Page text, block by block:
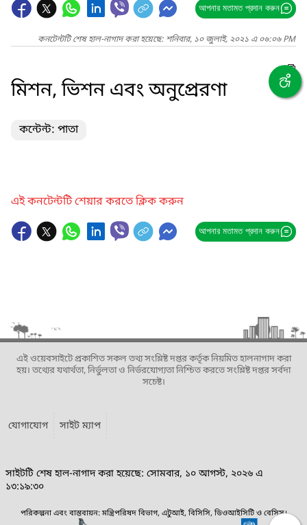
আপনার মতামত প্রদান করুন
কনটেন্টটি শেষ হাল-নাগাদ করা হয়েছে: শনিবার, ১০ জুলাই, ২০২১ এ ০৬:০৬ PM
মিশন, ভিশন এবং অনুপ্রেরণা
কন্টেন্ট: পাতা
এই কনটেন্টটি শেয়ার করতে ক্লিক করুন
আপনার মতামত প্রদান করুন
এই ওয়েবসাইটে প্রকাশিত সকল তথ্য সংশ্লিষ্ট দপ্তর কর্তৃক নিয়মিত হালনাগাদ করা
হয়। তথ্যের যথার্থতা, নির্ভুলতা ও নির্ভরযোগ্যতা নিশ্চিত করতে সংশ্লিষ্ট দপ্তর সর্বদা
সচেষ্ট।
যোগাযোগ সাইট ম্যাপ
সাইটটি শেষ হাল-নাগাদ করা হয়েছে: সোমবার, ১০ আগস্ট, ২০২৬ এ
১৩:১৯:৩০
পরিকল্পনা এবং বাস্তবায়ন: মন্ত্রিপরিষদ বিভাগ, এটুআই, বিসিসি, ডিওআইসিটি ও বেসিস।